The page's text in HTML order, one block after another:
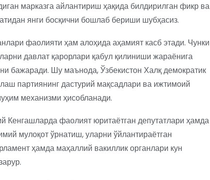
марказга айлантириш ҳақида билдирилган фикр ва
янги босқични бошлаб бериши шубҳасиз.
фаолияти ҳам алоҳида аҳамият касб этади. Чунки
давлат қарорлари қабул қилиниши жараёнига
бажаради. Шу маънода, Ўзбекистон Халқ демократик
партиянинг дастурий мақсадлари ва ижтимоий
механизми ҳисобланади.
Кенгашларда фаолият юритаётган депутатлари ҳамда
мулоқот ўрнатиш, уларни ўйлантираётган
ҳамда маҳаллий вакиллик органлари кун